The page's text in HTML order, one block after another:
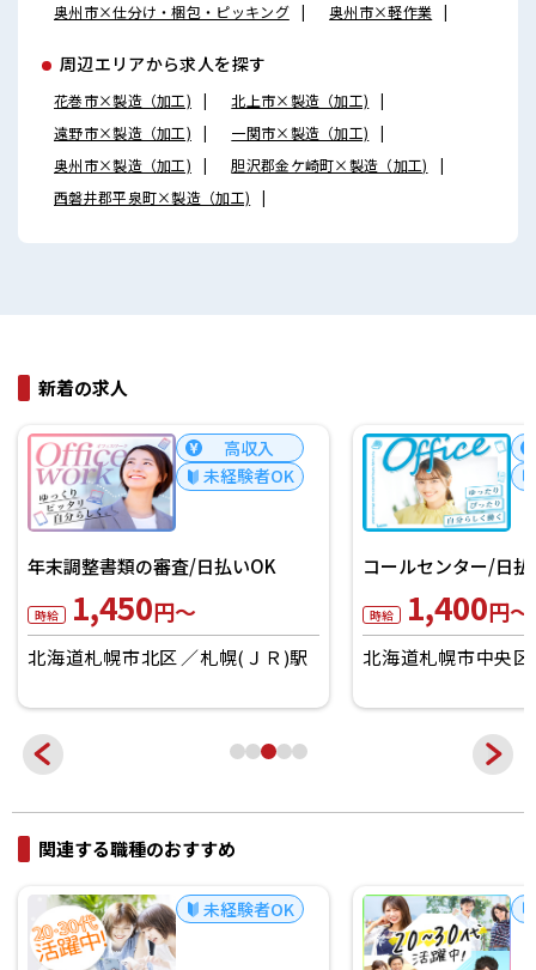
奥州市×仕分け・梱包・ピッキング
奥州市×軽作業
周辺エリアから求人を探す
花巻市×製造（加工)
北上市×製造（加工)
遠野市×製造（加工)
一関市×製造（加工)
奥州市×製造（加工)
胆沢郡金ケ崎町×製造（加工)
西磐井郡平泉町×製造（加工)
新着の求人
高収入
未経験者OK
年末調整書類の審査/日払いOK
時給 1,450円～
北海道札幌市北区 札幌(ＪＲ)駅
コールセンター/日
時給 1,400円～
北海道札幌市中央区
関連する職種のおすすめ
未経験者OK